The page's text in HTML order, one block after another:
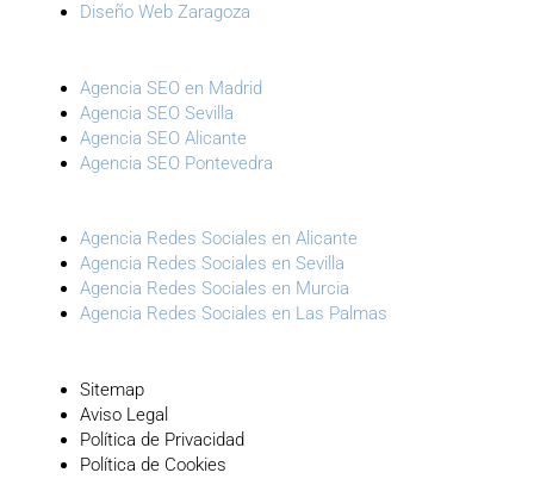
Diseño Web Zaragoza
Agencia SEO en Madrid
Agencia SEO Sevilla
Agencia SEO Alicante
Agencia SEO Pontevedra
Agencia Redes Sociales en Alicante
Agencia Redes Sociales en Sevilla
Agencia Redes Sociales en Murcia
Agencia Redes Sociales en Las Palmas
Sitemap
Aviso Legal
Política de Privacidad
Política de Cookies